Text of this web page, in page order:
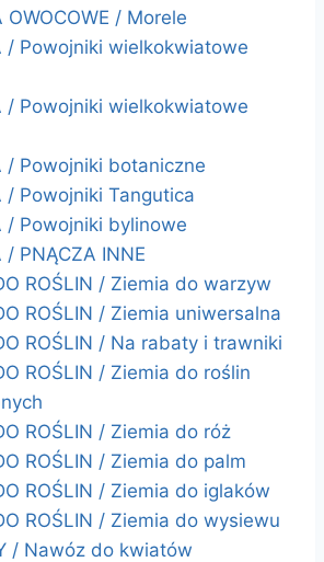
OWOCOWE / Morele
/ Powojniki wielkokwiatowe
/ Powojniki wielkokwiatowe
/ Powojniki botaniczne
/ Powojniki Tangutica
/ Powojniki bylinowe
/ PNĄCZA INNE
ROŚLIN / Ziemia do warzyw
ROŚLIN / Ziemia uniwersalna
ROŚLIN / Na rabaty i trawniki
ROŚLIN / Ziemia do roślin
ROŚLIN / Ziemia do róż
ROŚLIN / Ziemia do palm
ROŚLIN / Ziemia do iglaków
ROŚLIN / Ziemia do wysiewu
/ Nawóz do kwiatów